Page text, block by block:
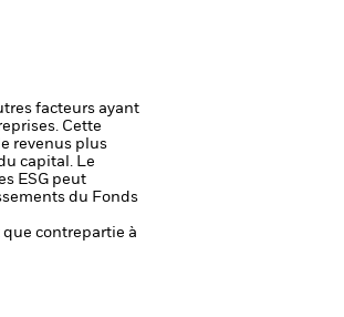
facteurs ayant
Cette
revenus plus
capital. Le
ESG peut
du Fonds
contrepartie à